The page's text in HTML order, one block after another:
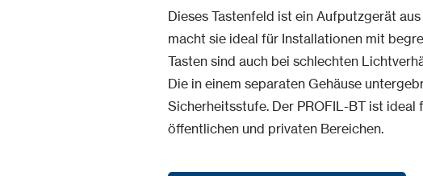
Dieses Tastenfeld ist ein Aufputzgerät
macht sie ideal für Installationen mit
Tasten sind auch bei schlechten
Die in einem separaten Gehäuse
Sicherheitsstufe. Der PROFIL-BT ist
öffentlichen und privaten Bereichen.